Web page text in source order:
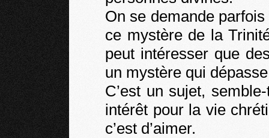
On se demande
ce mystère de la
peut intéresser que
un mystère qui
C’est un sujet,
intérêt pour la vie
c’est d’aimer.